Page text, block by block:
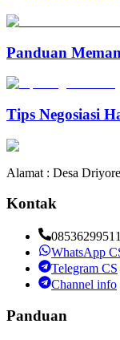
Panduan
Tips Negosiasi
Alamat : Desa
Kontak
WhatsApp
Telegram CS
Channel info
Panduan